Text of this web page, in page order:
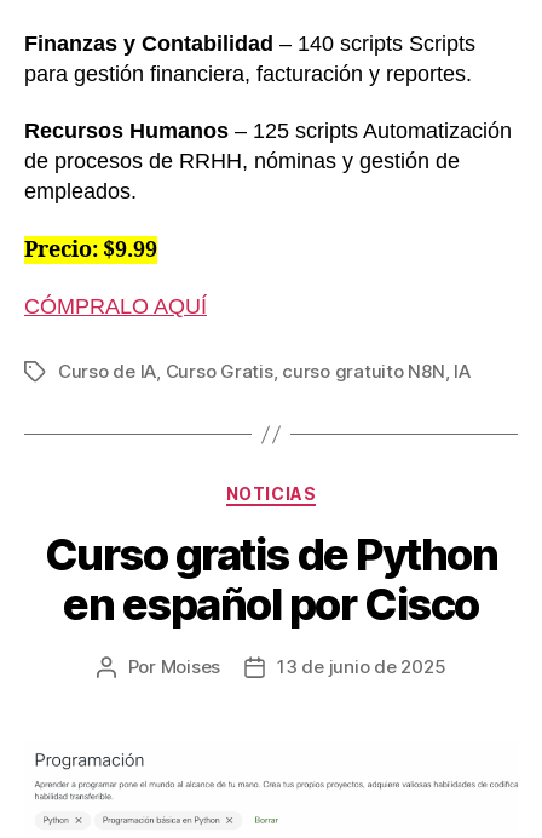
Finanzas y Contabilidad – 140 scripts Scripts
para gestión financiera, facturación y reportes.
Recursos Humanos – 125 scripts Automatización
de procesos de RRHH, nóminas y gestión de
empleados.
Precio: $9.99
CÓMPRALO AQUÍ
Etiquetas
Curso de IA, Curso Gratis, curso gratuito N8N, IA
Categorías
NOTICIAS
Curso gratis de Python
en español por Cisco
Autor
entrada
Por Moises
Fecha13 de junio de 2025